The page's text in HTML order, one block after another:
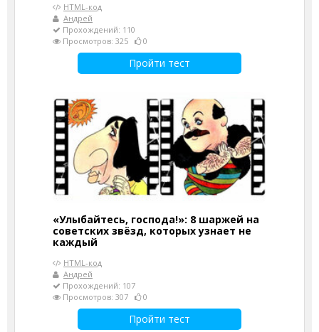
HTML-код
Андрей
Прохождений: 110
Просмотров: 325
0
Пройти тест
«Улыбайтесь, господа!»: 8 шаржей на
советских звёзд, которых узнает не
каждый
HTML-код
Андрей
Прохождений: 107
Просмотров: 307
0
Пройти тест